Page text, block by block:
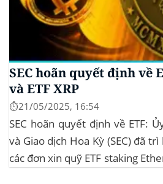
SEC hoãn quyết định về
và ETF XRP
⏱️21/05/2025, 16:54
SEC hoãn quyết định về ETF:
và Giao dịch Hoa Kỳ (SEC) đã
các đơn xin quỹ ETF staking